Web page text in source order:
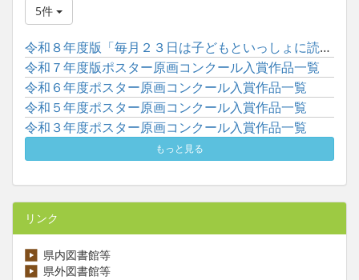
5件
令和８年度版「毎月２３日は子どもといっしょに読書の日」ポスタ...
令和７年度版ポスター原画コンクール入賞作品一覧
令和６年度ポスター原画コンクール入賞作品一覧
令和５年度ポスター原画コンクール入賞作品一覧
令和３年度ポスター原画コンクール入賞作品一覧
もっと見る
リンク
県内図書館等
県外図書館等